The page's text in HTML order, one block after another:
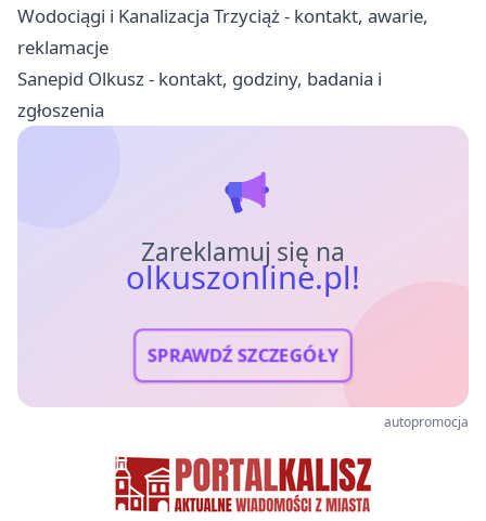
Wodociągi i Kanalizacja Trzyciąż - kontakt, awarie,
reklamacje
Sanepid Olkusz - kontakt, godziny, badania i
zgłoszenia
Zareklamuj się na
olkuszonline.pl!
SPRAWDŹ SZCZEGÓŁY
autopromocja